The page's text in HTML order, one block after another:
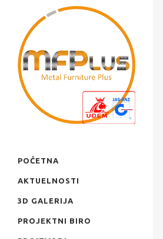
POČETNA
AKTUELNOSTI
3D GALERIJA
PROJEKTNI BIRO